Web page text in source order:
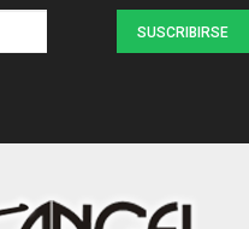
SUSCRIBIRSE